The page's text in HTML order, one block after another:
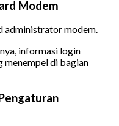
Modem
administrator modem.
informasi login
menempel di bagian